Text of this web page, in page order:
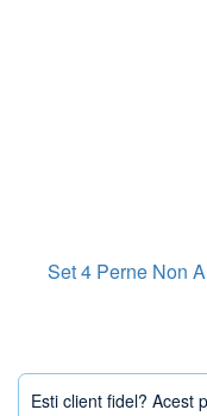
Set 4 Perne Non
Esti client fidel? Acest